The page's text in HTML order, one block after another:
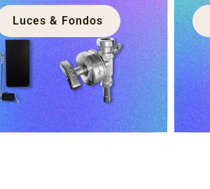
Luces & Fondos